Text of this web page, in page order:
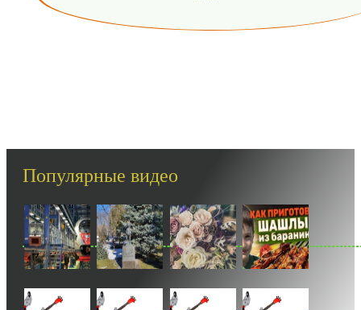
Популярные видео